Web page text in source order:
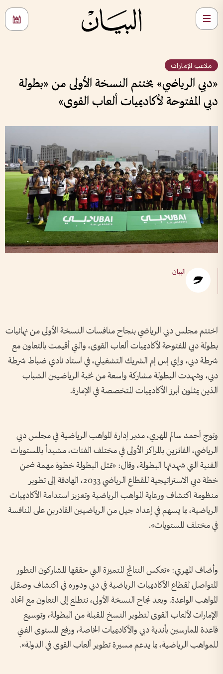
ملاعب الإمارات
«دبي الرياضي» يختتم النسخة الأولى من «بطولة
دبي المفتوحة لأكاديميات ألعاب القوى»
البيان
اختتم مجلس دبي الرياضي بنجاح منافسات النسخة الأولى من نهائيات
بطولة دبي المفتوحة لأكاديميات ألعاب القوى، والتي أقيمت بالتعاون مع
شرطة دبي، وإي إس إم الشريك التشغيلي، في استاد نادي ضباط شرطة
دبي، وشهدت البطولة مشاركة واسعة من نخبة الرياضيين الشباب
الذين يمثلون أبرز الأكاديميات المتخصصة في الإمارة.
وتوج أحمد سالم المهري، مدير إدارة المواهب الرياضية في مجلس دبي
الرياضي، الفائزين بالمراكز الأولى في مختلف الفئات، مشيداً بالمستويات
الفنية التي شهدتها البطولة، وقال: «تمثل البطولة خطوة مهمة ضمن
خطة دبي الاستراتيجية للقطاع الرياضي 2033، الهادفة إلى تطوير
منظومة اكتشاف ورعاية المواهب الرياضية وتعزيز استدامة الأكاديميات
الرياضية، بما يسهم في إعداد جيل من الرياضيين القادرين على المنافسة
في مختلف المستويات».
وأضاف المهري: «تعكس النتائج المتميزة التي حققها المشاركون التطور
المتواصل لقطاع الأكاديميات الرياضية في دبي ودوره في اكتشاف وصقل
المواهب الواعدة. وبعد نجاح النسخة الأولى، نتطلع إلى التعاون مع اتحاد
الإمارات لألعاب القوى لتطوير النسخ المقبلة من البطولة، وتوسيع
قاعدة الممارسين بأندية دبي والأكاديميات الخاصة، ورفع المستوى الفني
للمواهب الرياضية، بما يدعم مسيرة تطوير ألعاب القوى في الدولة».